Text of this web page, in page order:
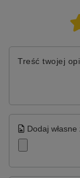
Treść twojej
Dodaj